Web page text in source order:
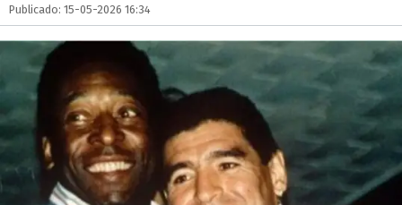
Publicado: 15-05-2026 16:34